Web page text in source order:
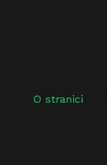
O stranici